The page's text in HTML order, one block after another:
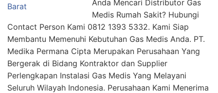
Anda Mencari Distributor Gas
Medis Rumah Sakit? Hubungi
Contact Person Kami 0812 1393 5332. Kami Siap
Membantu Memenuhi Kebutuhan Gas Medis Anda. PT.
Medika Permana Cipta Merupakan Perusahaan Yang
Bergerak di Bidang Kontraktor dan Supplier
Perlengkapan Instalasi Gas Medis Yang Melayani
Seluruh Wilayah Indonesia. Perusahaan Kami Menerima